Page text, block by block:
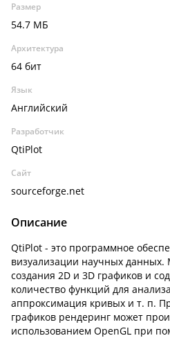
Размер
54.7 МБ
Архитектура
64 бит
Язык
Английский
Разработчик
QtiPlot
Сайт
sourceforge.net
Описание
QtiPlot - это программное
визуализации научных данных.
создания 2D и 3D графиков и
количество функций для
аппроксимация кривых и т. п.
графиков рендеринг может
использованием OpenGL при